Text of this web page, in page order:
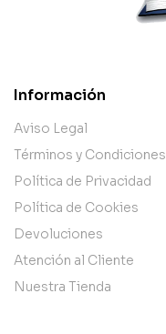
Información
Aviso Legal
Términos y Condiciones
Política de Privacidad
Política de Cookies
Devoluciones
Atención al Cliente
Nuestra Tienda